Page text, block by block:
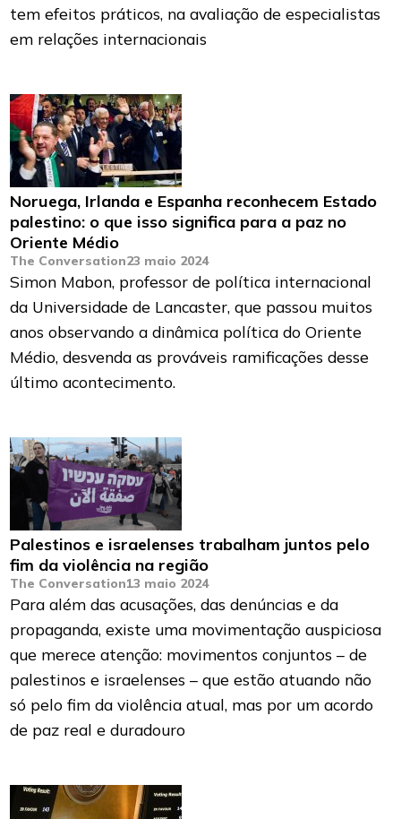
tem efeitos práticos, na avaliação de especialistas
em relações internacionais
Noruega, Irlanda e Espanha reconhecem Estado
palestino: o que isso significa para a paz no
Oriente Médio
The Conversation23 maio 2024
Simon Mabon, professor de política internacional
da Universidade de Lancaster, que passou muitos
anos observando a dinâmica política do Oriente
Médio, desvenda as prováveis ramificações desse
último acontecimento.
Palestinos e israelenses trabalham juntos pelo
fim da violência na região
The Conversation13 maio 2024
Para além das acusações, das denúncias e da
propaganda, existe uma movimentação auspiciosa
que merece atenção: movimentos conjuntos – de
palestinos e israelenses – que estão atuando não
só pelo fim da violência atual, mas por um acordo
de paz real e duradouro